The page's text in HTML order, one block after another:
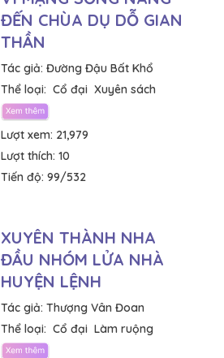
ĐẾN CHÙA DỤ DỖ GIAN
THẦN
Tác giả: Đường Đậu Bất Khổ
Thể loại: Cổ đại Xuyên sách
Lượt xem: 21,979
Lượt thích: 10
Tiến độ: 99/532
XUYÊN THÀNH NHA
ĐẦU NHÓM LỬA NHÀ
HUYỆN LỆNH
Tác giả: Thượng Vân Đoan
Thể loại: Cổ đại Làm ruộng